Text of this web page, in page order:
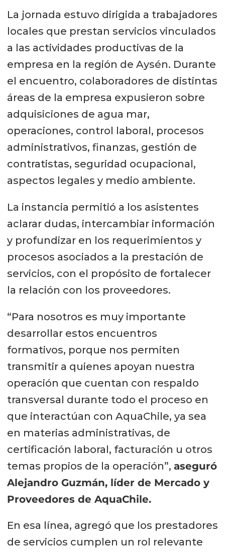
La jornada estuvo dirigida a trabajadores
locales que prestan servicios vinculados
a las actividades productivas de la
empresa en la región de Aysén. Durante
el encuentro, colaboradores de distintas
áreas de la empresa expusieron sobre
adquisiciones de agua mar,
operaciones, control laboral, procesos
administrativos, finanzas, gestión de
contratistas, seguridad ocupacional,
aspectos legales y medio ambiente.
La instancia permitió a los asistentes
aclarar dudas, intercambiar información
y profundizar en los requerimientos y
procesos asociados a la prestación de
servicios, con el propósito de fortalecer
la relación con los proveedores.
“Para nosotros es muy importante
desarrollar estos encuentros
formativos, porque nos permiten
transmitir a quienes apoyan nuestra
operación que cuentan con respaldo
transversal durante todo el proceso en
que interactúan con AquaChile, ya sea
en materias administrativas, de
certificación laboral, facturación u otros
temas propios de la operación”, aseguró
Alejandro Guzmán, líder de Mercado y
Proveedores de AquaChile.
En esa línea, agregó que los prestadores
de servicios cumplen un rol relevante